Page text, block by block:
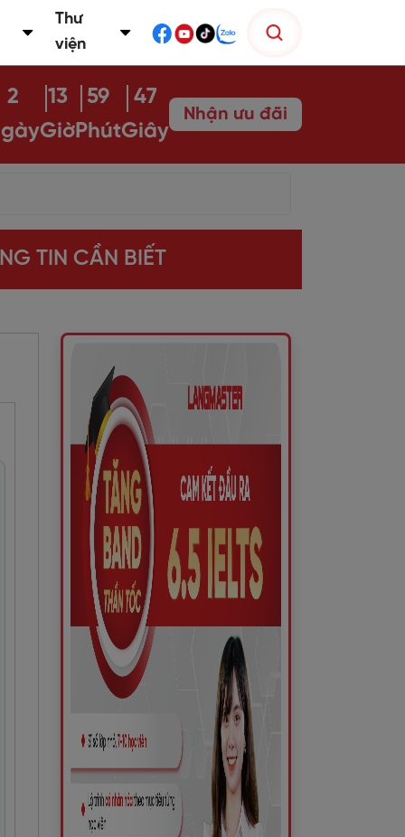
Thư
viện
2
13
Giờ
59
Phút
46
Giây
Nhận ưu đãi
TIN CẦN BIẾT